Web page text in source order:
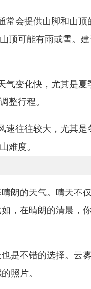
常会提供山脚和山
顶可能有雨或雪。
气变化快，尤其是
整行程。
速往往较大，尤其
难度。
朗的天气。晴天不
，在晴朗的清晨，
是不错的选择。云
照片。